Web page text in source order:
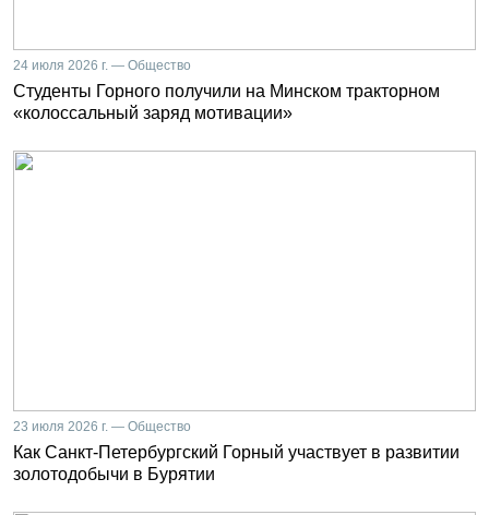
24 июля 2026 г. — Общество
Студенты Горного получили на Минском тракторном
«колоссальный заряд мотивации»
23 июля 2026 г. — Общество
Как Санкт-Петербургский Горный участвует в развитии
золотодобычи в Бурятии